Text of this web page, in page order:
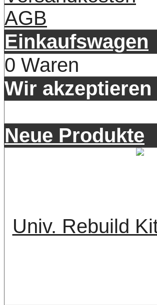
AGB
Einkaufswagen
0 Waren
Wir akzeptieren
Neue Produkte
Univ. Rebuild